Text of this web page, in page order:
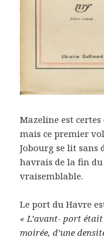
Mazeline est
mais ce premier
Jobourg se lit sans
havrais de la fin
vraisemblable.
Le port du Havre
« L’avant- port était
moirée, d’une